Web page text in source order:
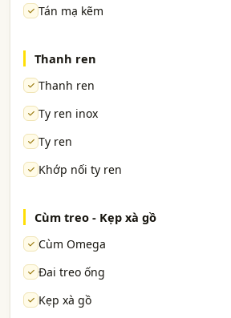
Tán mạ kẽm
Thanh ren
Thanh ren
Ty ren inox
Ty ren
Khớp nối ty ren
Cùm treo - Kẹp xà gồ
Cùm Omega
Đai treo ống
Kẹp xà gồ